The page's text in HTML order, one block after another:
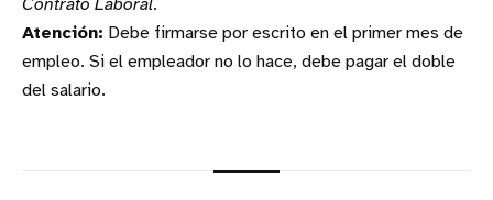
Contrato Laboral.
Atención: Debe firmarse por escrito en el primer mes de
empleo. Si el empleador no lo hace, debe pagar el doble
del salario.